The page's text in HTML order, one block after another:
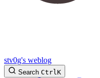
stv0g's weblog
Search CtrlK